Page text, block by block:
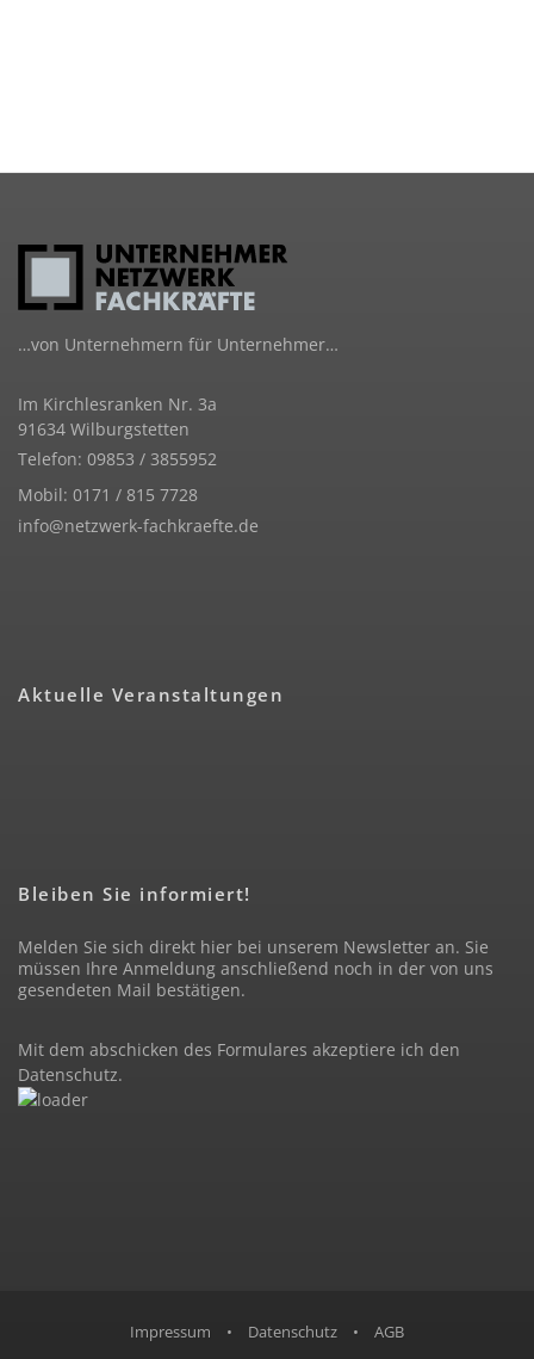
…von Unternehmern für Unternehmer…
Im Kirchlesranken Nr. 3a
91634 Wilburgstetten
Telefon: 09853 / 3855952
Mobil: 0171 / 815 7728
info@netzwerk-fachkraefte.de
Aktuelle Veranstaltungen
Bleiben Sie informiert!
Melden Sie sich direkt hier bei unserem Newsletter an. Sie
müssen Ihre Anmeldung anschließend noch in der von uns
gesendeten Mail bestätigen.
Mit dem abschicken des Formulares akzeptiere ich den
Datenschutz.
Impressum • Datenschutz • AGB